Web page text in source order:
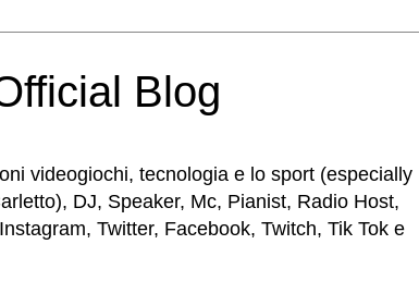
Blog
videogiochi, tecnologia e lo sport (especially
DJ, Speaker, Mc, Pianist, Radio Host,
Twitter, Facebook, Twitch, Tik Tok e